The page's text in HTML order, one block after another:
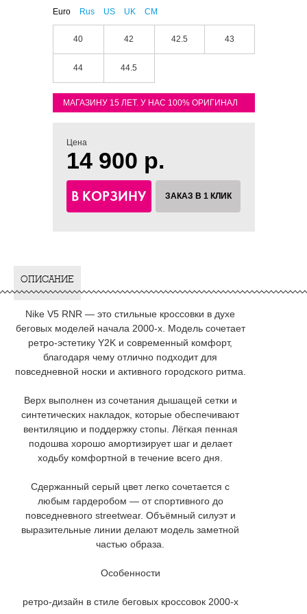
Euro Rus US UK CM
40 42 42.5 43
44 44.5
МАГАЗИНУ 15 ЛЕТ. У НАС 100% ОРИГИНАЛ
Цена
14 900 р.
В КОРЗИНУ ЗАКАЗ В 1 КЛИК
ОПИСАНИЕ
Nike V5 RNR — это стильные кроссовки в духе
беговых моделей начала 2000-х. Модель сочетает
ретро-эстетику Y2K и современный комфорт,
благодаря чему отлично подходит для
повседневной носки и активного городского ритма.
Верх выполнен из сочетания дышащей сетки и
синтетических накладок, которые обеспечивают
вентиляцию и поддержку стопы. Лёгкая пенная
подошва хорошо амортизирует шаг и делает
ходьбу комфортной в течение всего дня.
Сдержанный серый цвет легко сочетается с
любым гардеробом — от спортивного до
повседневного streetwear. Объёмный силуэт и
выразительные линии делают модель заметной
частью образа.
Особенности
ретро-дизайн в стиле беговых кроссовок 2000-х